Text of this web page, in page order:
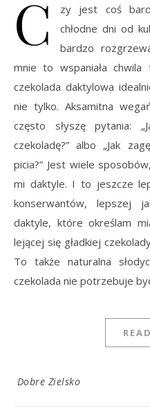
C
zy jest coś
chłodne dni od
bardzo
mnie to wspaniała
czekolada daktylowa
nie tylko. Aksamitna
często słyszę pytania:
czekoladę?” albo „Jak
picia?” Jest wiele
mi daktyle. I to jeszcze
konserwantów, lepszej
daktyle, które określam
lejącej się gładkiej
To także naturalna
czekolada nie potrzebuje
Dobre Zielsko